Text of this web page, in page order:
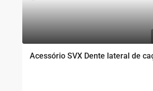
Acessório SVX Dente lateral de